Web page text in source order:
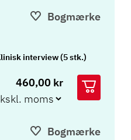
Bogmærke
interview (5 stk.)
460,00 kr
Bogmærke